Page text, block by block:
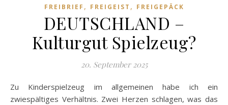
FREIBRIEF , FREIGEIST , FREIGEPÄCK
DEUTSCHLAND –
Kulturgut Spielzeug?
20. September 2025
Zu Kinderspielzeug im allgemeinen habe ich ein
zwiespältiges Verhältnis. Zwei Herzen schlagen, was das